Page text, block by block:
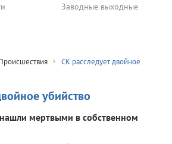
Заводные выходные
СК расследует двойное
убийство
мертвыми в собственном